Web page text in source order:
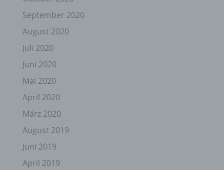
September 2020
August 2020
Juli 2020
Juni 2020
Mai 2020
April 2020
März 2020
August 2019
Juni 2019
April 2019